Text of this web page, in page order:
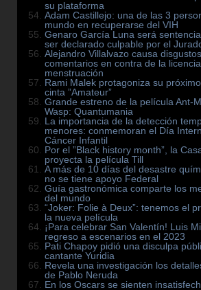
su plataforma
Adam Castillejo: una de las 3
mundo en recuperarse del VIH
Genaro García Luna será
ser declarado culpable por el
Alejandro Villalvazo causa
comentarios en contra de la
menstruación
Rami Malek protagoniza su
cinta ”Amateur”
Grande estreno de la película Ant-
Wasp: Quantumania
La importancia de la detección
menores: conmemoran el Día
Cáncer Infantil
Por el ”Black history month”, la
proyecta la película Till
A más de 10 días del desastre
no se tiene apoyo Federal
Guía gastronómica comparte los
del mundo
“Joker: Folie à Deux”: tenemos el
la nueva película
¡Para celebrar San Valentín! Luis
regreso a escenarios en el 2023
Pati Chapoy pidió una disculpa
cantante Yuridia
Revela una investigación los
de Pablo Neruda
En los Oscars se sienten